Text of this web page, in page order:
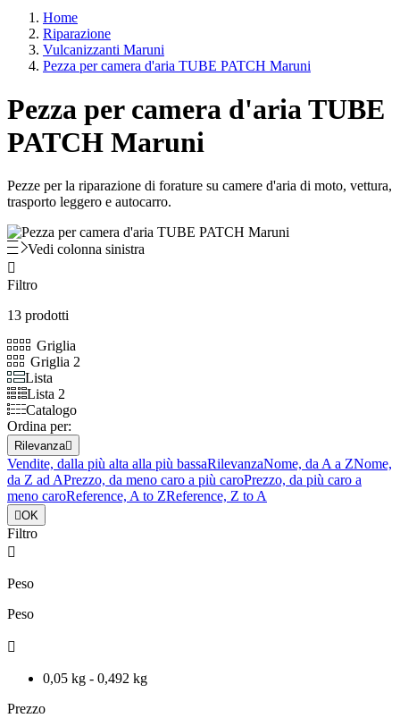
Home
Riparazione
Vulcanizzanti Maruni
Pezza per camera d'aria TUBE PATCH Maruni
Pezza per camera d'aria TUBE
PATCH Maruni
Pezze per la riparazione di forature su camere d'aria di moto, vettura,
trasporto leggero e autocarro.
Vedi colonna sinistra

Filtro
13 prodotti
Griglia
Griglia 2
Lista
Lista 2
Catalogo
Ordina per:
Rilevanza
Vendite, dalla più alta alla più bassaRilevanzaNome, da A a ZNome,
da Z ad APrezzo, da meno caro a più caroPrezzo, da più caro a
meno caroReference, A to ZReference, Z to A
OK
Filtro

Peso
Peso

0,05 kg - 0,492 kg
Prezzo